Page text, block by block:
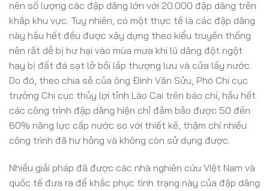
nên số lượng các đập dâng lớn với 20.000 đập dâng trên
khắp khu vực. Tuy nhiên, có một thực tế là các đập dâng
này hầu hết đều được xây dựng theo kiểu truyền thống
nên rất dễ bị hư hại vào mùa mưa khi lũ dâng đột ngột
hay bị đất đá sạt lở bồi lấp thượng lưu và cửa lấy nước.
Do đó, theo chia sẻ của ông Đinh Văn Sửu, Phó Chi cục
trưởng Chi cục thủy lợi tỉnh Lào Cai trên báo chí, hầu hết
các công trình đập dâng hiện chỉ đảm bảo được 50 đến
60% năng lực cấp nước so với thiết kế, thậm chí nhiều
công trình đã hư hỏng và không còn sử dụng được.
Nhiều giải pháp đã được các nhà nghiên cứu Việt Nam và
quốc tế đưa ra để khắc phục tình trạng này của đập dâng